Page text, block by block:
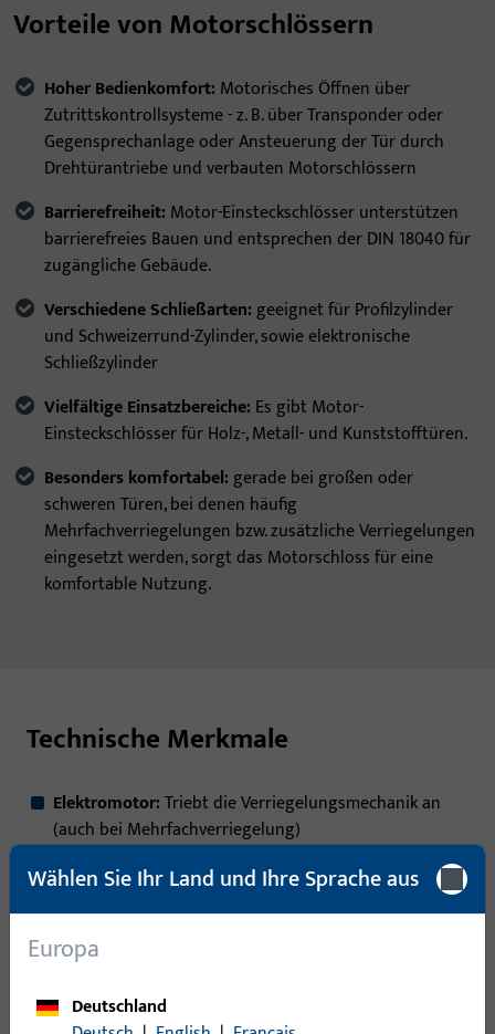
Vorteile von Motorschlössern
Hoher Bedienkomfort: Motorisches Öffnen über
Zutrittskontrollsysteme - z. B. über Transponder oder
Gegensprechanlage oder Ansteuerung der Tür durch
Drehtürantriebe und verbauten Motorschlössern
Barrierefreiheit: Motor-Einsteckschlösser unterstützen
barrierefreies Bauen und entsprechen der DIN 18040 für
zugängliche Gebäude.
Verschiedene Schließarten:geeignet für Profilzylinder
und Schweizerrund-Zylinder, sowie elektronische
Schließzylinder
Vielfältige Einsatzbereiche: Es gibt Motor-
Einsteckschlösser für Holz-, Metall- und Kunststofftüren.
Besonders komfortabel:gerade bei großen oder
schweren Türen, bei denen häufig
Mehrfachverriegelungen bzw. zusätzliche Verriegelungen
eingesetzt werden, sorgt das Motorschloss für eine
komfortable Nutzung.
Technische Merkmale
Elektromotor:Triebt die Verriegelungsmechanik an
(auch bei Mehrfachverriegelung)
Mechanische Notverriegelung:Ermöglicht manuelles
Steuerelektronik:
Schlosskasten
Fallenriegel:Für die tatsächliche Verriegelung der Tür
Wählen Sie Ihr Land und Ihre Sprache aus
Europa
Deutschland